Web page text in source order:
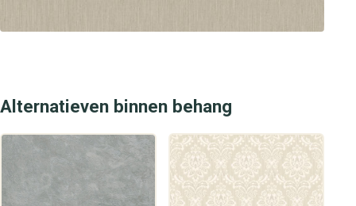
Alternatieven binnen behang